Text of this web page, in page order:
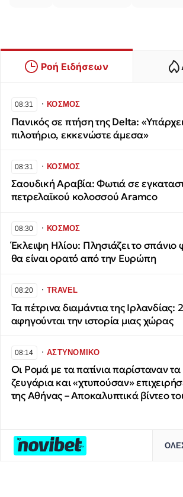
Ροή Ειδήσεων
08:31 ∙ΚΟΣΜΟΣ
Πανικός σε πτήση της Delta:
πιλοτήριο, εκκενώστε άμεσα»
08:31 ∙ΚΟΣΜΟΣ
Σαουδική Αραβία: Φωτιά σε
πετρελαϊκού κολοσσού Aramco
08:30 ∙ΚΟΣΜΟΣ
Έκλειψη Ηλίου: Πλησιάζει το σπάνιο
θα είναι ορατό από την Ευρώπη
08:20 ∙TRAVEL
Τα πέτρινα διαμάντια της
αφηγούνται την ιστορία μιας χώρας
08:14 ∙ΑΣΤΥΝΟΜΙΚΟ
Οι Ρομά με τα πατίνια παρίσταναν
ζευγάρια και «χτυπούσαν»
της Αθήνας – Αποκαλυπτικά βίντεο